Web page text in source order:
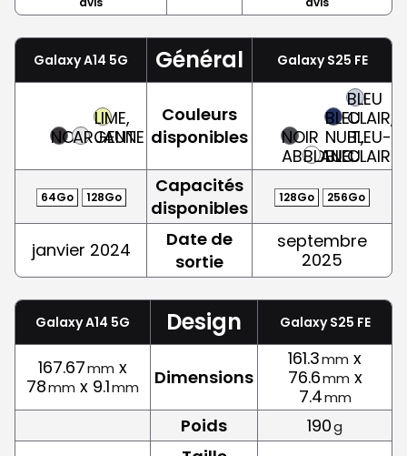
Galaxy A14 5G Général Galaxy S25 FE
NOIRARGENT
LIME,
JAUNE
Couleurs
disponibles
NOIR
ABSOLU
BLANC
BLEU
NUIT,
BLEU
BLEU
CLAIR,
BLEU-
CLAIR
64Go 128Go
Capacités
disponibles
128Go 256Go
janvier 2024
Date de
sortie
septembre
2025
Galaxy A14 5G Design Galaxy S25 FE
167.67mm x
78mm x 9.1mm Dimensions
161.3mm x
76.6mm x
7.4mm
Poids 190g